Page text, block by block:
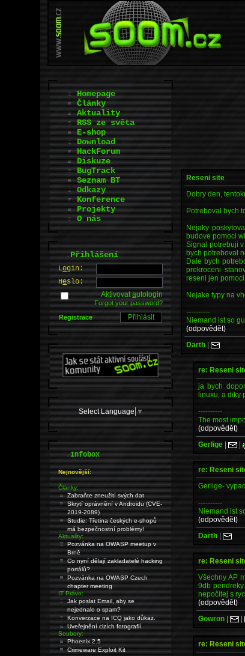
Reseni site
Dobry den,
Potreboval bych
Nejaky
budove pomoci
Signal potrebuji
bych potreboval
Dale bych
prekroceni
reseni jen
Nejake typy na
----------
Niemand ist so
(odpovědět)
Darth |
re: Reseni
ja bych
linuxu, a diky
----------
The most
(odpovědět)
Gerlige | |
re: Reseni
Gerlige-
----------
Niemand ist
(odpovědět)
Darth |
re: Reseni
Všechny AP
9db
nepočítej s
(odpovědět)
Gowron | |
re: Reseni
Homepage
Články
Aktuality
RSS ze světa
E-shop
Download
HackForum
Diskuze
BugTrack
Seznam BT
Odkazy
Konference
Projekty
O nás
.Přihlášení
Login:
Heslo:
Aktivovatautologin
Forgot your password?
Registrace
Select Language ▼
.Infobox
Nejnovější:
Články:
Zabraňte zneužití svých dat
Skrytí oprávnění v Androidu (CVE-
2019-2089)
Studie: Třetina českých e-shopů
má bezpečnostní problémy!
Aktuality:
Pozvánka na OWASP meetup v
Brně
Co nyní dělají zakladatelé hacking
portálů?
Pozvánka na OWASP Czech
chapter meeting
IT Právo:
Jak poslat Email, aby se
nejednalo o spam?
Konverzace na ICQ jako důkaz.
Uveřejnění cizích fotografií
Soubory:
Phoenix 2.5
Crimeware Exploit Kit